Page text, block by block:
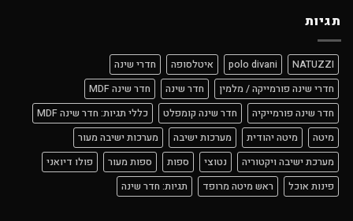
תגיות
NATUZZI
polo divani איטלסופה
חדרי שינה
חדרי שינה פורמייקה / מלמין
חדר שינה
חדר שינה MDF
חדר שינה פורמייקיה
חדר שינה קומפלט
כללי תגיות: חדר שינה MDF
מיטה
מיטה יהודית מערכות ישיבה
מערכות ישיבה מעור
מערכת ישיבה ויקטוריה
נטוצי ספות ספות מעור
פולו דיואני
פינות אוכל
ראש מיטה מרופד תגיות: חדר שינה